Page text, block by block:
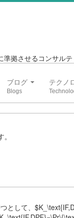
拠させるコンサル
ブログ テクノ
して、